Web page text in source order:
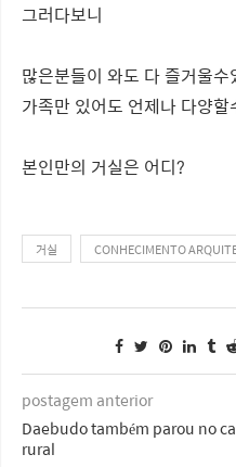
그러다보니
많은분들이 와도 다 즐거울수
가족만 있어도 언제나 다양할
본인만의 거실은 어디?
거실 CONHECIMENTO
postagem anterior
Daebudo também parou no
rural